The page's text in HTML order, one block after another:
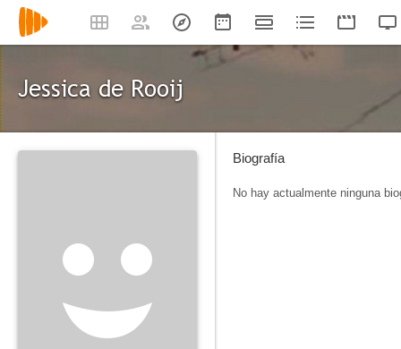
Jessica de Rooij
Biografía
No hay actualmente ninguna